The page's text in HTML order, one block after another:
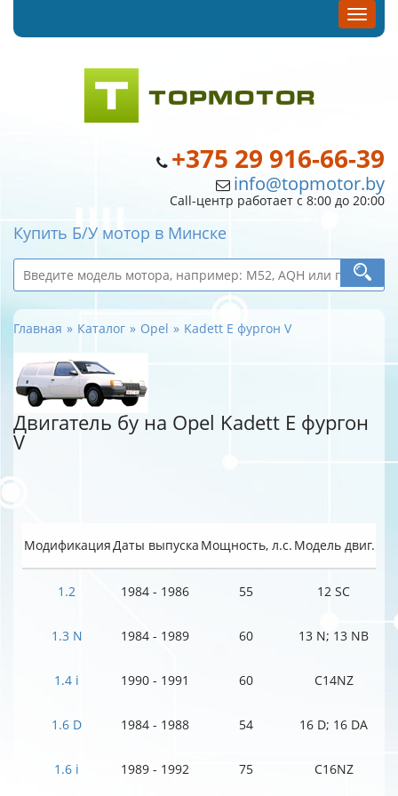
+375 29 916-66-39
info@topmotor.by
Call-центр работает с 8:00 до 20:00
Купить Б/У мотор в Минске
Главная Каталог Opel Kadett E фургон V
Двигатель бу на Opel Kadett E фургон
V
МодификацияДаты выпуска Мощность, л.с. Модель двиг.
1.2 1984 - 1986 55 12 SC
1.3 N 1984 - 1989 60 13 N; 13 NB
1.4 i 1990 - 1991 60 C14NZ
1.6 D 1984 - 1988 54 16 D; 16 DA
1.6 i 1989 - 1992 75 C16NZ